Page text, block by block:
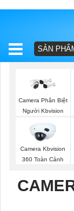
BÁO
TRỌN
GÓI
SẢN
SẢN
Camera Phân Biệt
Người Kbvision
Camera Kbvision
360 Toàn Cảnh